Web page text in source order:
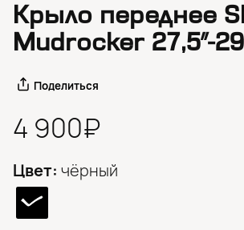
Крыло переднее
Mudrocker 27,5″-
Поделиться
4 900₽
Цвет: чёрный